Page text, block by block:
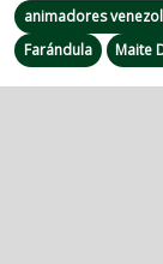
animadores
Farándula
Maite